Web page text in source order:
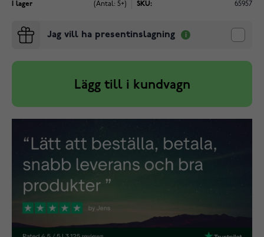
I lager (Antal: 5+) SKU: 65957
Jag vill ha presentinslagning
Lägg till i kundvagn